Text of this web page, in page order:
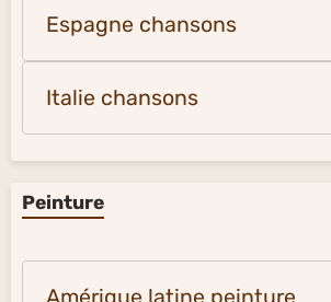
Espagne chansons
Italie chansons
Peinture